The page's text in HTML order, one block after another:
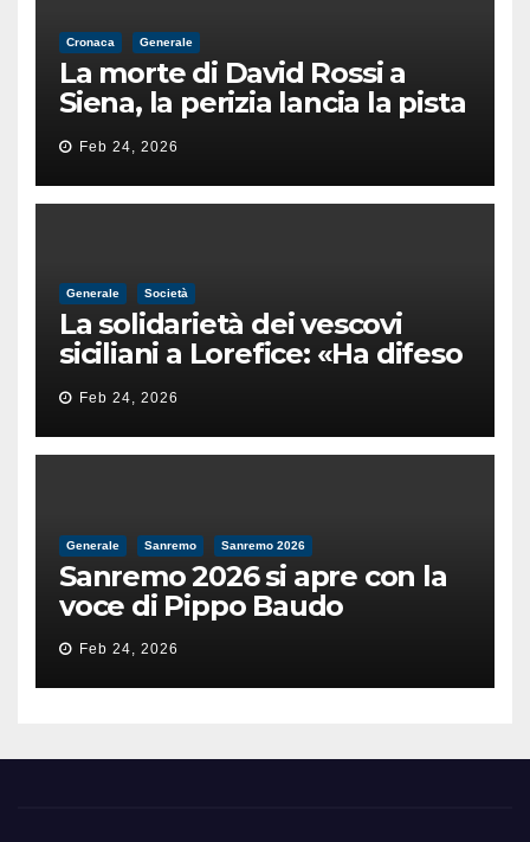
Cronaca Generale
La morte di David Rossi a
Siena, la perizia lancia la pista
di un’intimidazione finita
male
Feb 24, 2026
Generale Società
La solidarietà dei vescovi
siciliani a Lorefice: «Ha difeso
il valore e la dignità
dell’umanità»
Feb 24, 2026
Generale Sanremo Sanremo 2026
Sanremo 2026 si apre con la
voce di Pippo Baudo
Feb 24, 2026